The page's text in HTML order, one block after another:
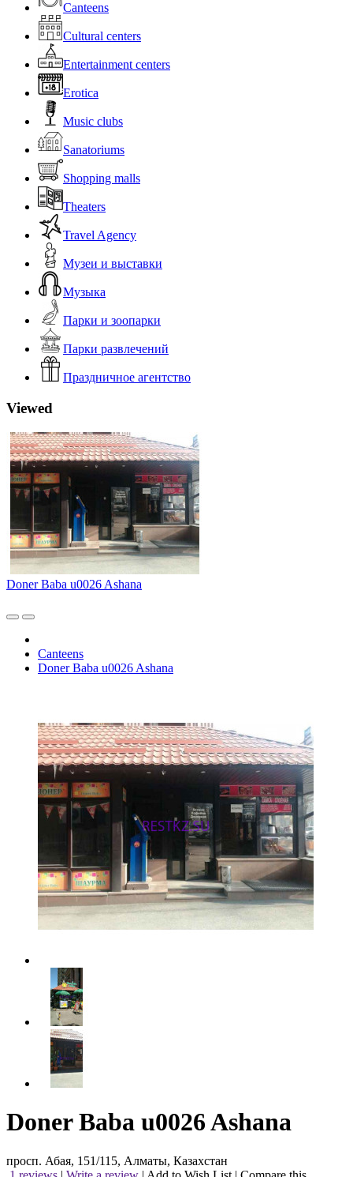
Canteens
Cultural centers
Entertainment centers
Erotica
Music clubs
Sanatoriums
Shopping malls
Theaters
Travel Agency
Музеи и выставки
Музыка
Парки и зоопарки
Парки развлечений
Праздничное агентство
Viewed
Doner Baba u0026 Ashana
Canteens
Doner Baba u0026 Ashana
Doner Baba u0026 Ashana
просп. Абая, 151/115, Алматы, Казахстан